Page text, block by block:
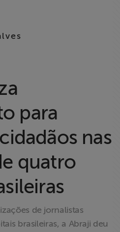
para
nas
quatro
de jornalistas
brasileiras, a Abraji deu